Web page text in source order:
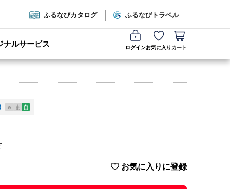
ふるなびカタログ ふるなびトラベル
ナルサービス ログインお気に入り カート
e ま 自
お気に入りに登録